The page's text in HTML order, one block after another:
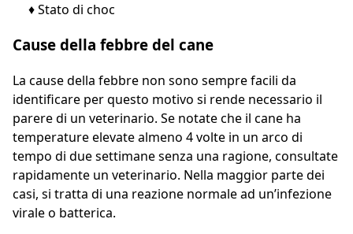
♦ Stato di choc
Cause della febbre del cane
La cause della febbre non sono sempre facili da
identificare per questo motivo si rende necessario il
parere di un veterinario. Se notate che il cane ha
temperature elevate almeno 4 volte in un arco di
tempo di due settimane senza una ragione, consultate
rapidamente un veterinario. Nella maggior parte dei
casi, si tratta di una reazione normale ad un’infezione
virale o batterica.